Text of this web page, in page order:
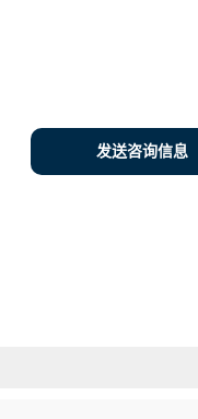
发送咨询信息